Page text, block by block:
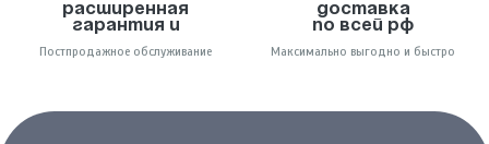
Расширенная
гарантия и
Постпродажное обслуживание
Доставка
по всей РФ
Максимально выгодно и быстро